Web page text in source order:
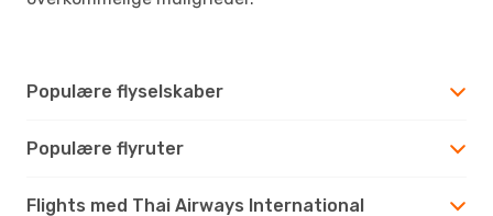
Populære flyselskaber
Populære flyruter
Flights med Thai Airways International